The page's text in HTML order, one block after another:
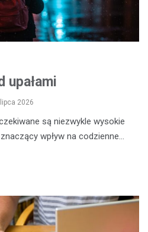
upałami
2026
są niezwykle wysokie
wpływ na codzienne…